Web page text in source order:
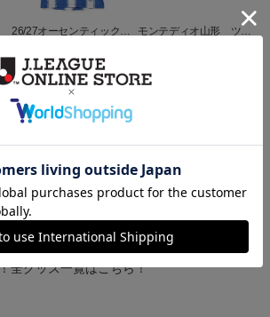
26/27オーセンティックユ
モンテディオ山形 ツン
ン必見！
ィオ山形のすべてのグッズをチェックした
全グッズ一覧はこちら！